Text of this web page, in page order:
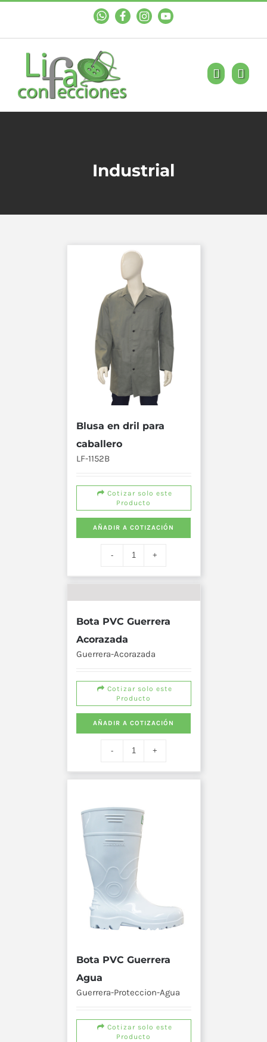
WhastAppFacebookInstagramYouTube
Industrial
Blusa en dril para
caballero
LF-1152B
Cotizar solo este
Producto
AÑADIR A COTIZACIÓN
Bota PVC Guerrera
Acorazada
Guerrera-Acorazada
Cotizar solo este
Producto
AÑADIR A COTIZACIÓN
Bota PVC Guerrera
Agua
Guerrera-Proteccion-Agua
Cotizar solo este
Producto